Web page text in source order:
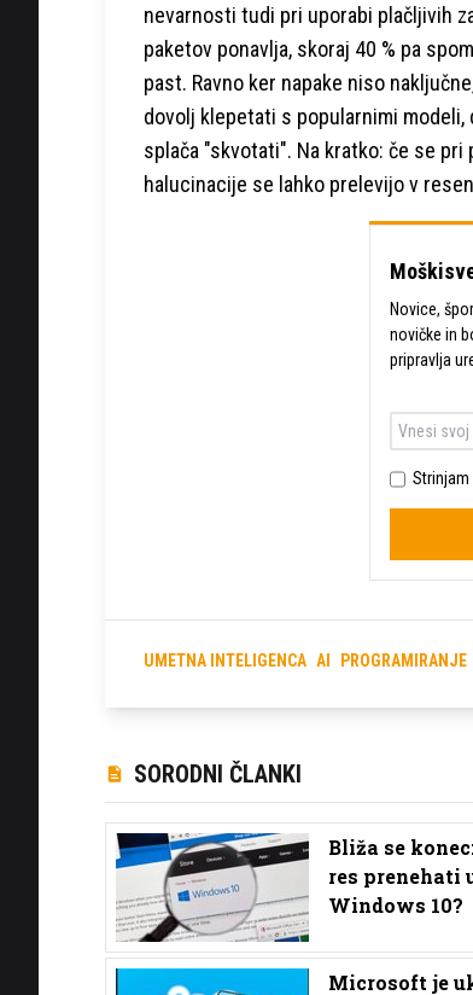
nevarnosti tudi pri uporabi plačljivih
paketov ponavlja, skoraj 40 % pa
past. Ravno ker napake niso
dovolj klepetati s popularnimi
splača "skvotati". Na kratko: če se pri
halucinacije se lahko prelevijo v
Novice,
novičke in
pripravlja
Strinjam
UMETNA INTELIGENCA AI PROGRAMIRANJE
SORODNI ČLANKI
Bliža se
res prenehati
Windows 10?
Microsoft je